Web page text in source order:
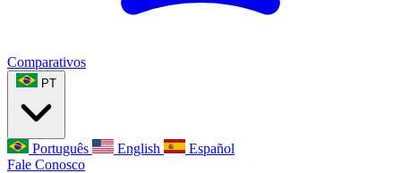
Comparativos
PT
Português English
Español
Fale Conosco